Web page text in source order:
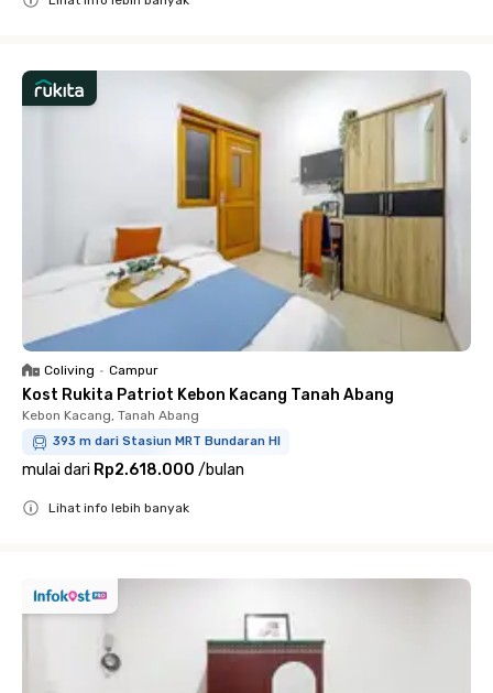
Coliving • Campur
Kost Rukita Patriot Kebon Kacang Tanah Abang
Kebon Kacang, Tanah Abang
393 m dari Stasiun MRT Bundaran HI
mulai dari Rp2.618.000 /bulan
Lihat info lebih banyak